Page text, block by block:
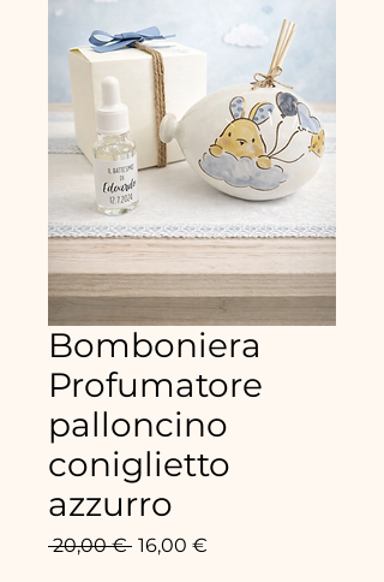
Bomboniera
Profumatore
palloncino
coniglietto
azzurro
20,00 € Standardpreis
16,00 €